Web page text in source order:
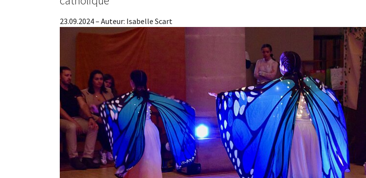
23.09.2024– Auteur: Isabelle Scart